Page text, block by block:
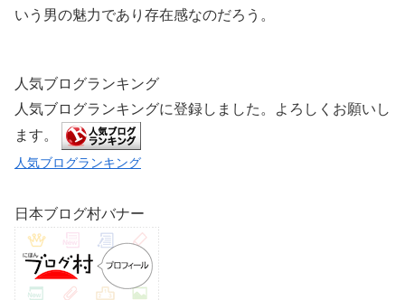
いう男の魅力であり存在感なのだろう。
人気ブログランキング
人気ブログランキングに登録しました。よろしくお願いし
ます。
人気ブログランキング
日本ブログ村バナー